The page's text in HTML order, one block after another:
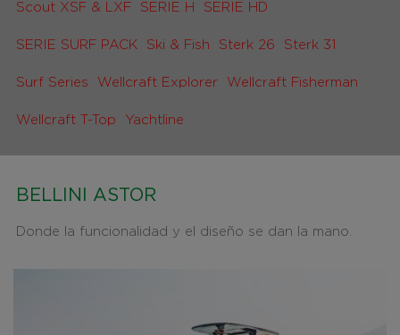
Scout XSF & LXF SERIE H SERIE HD
SERIE SURF PACK Ski & Fish Sterk 26 Sterk 31
Surf Series Wellcraft Explorer Wellcraft Fisherman
Wellcraft T-Top Yachtline
BELLINI ASTOR
Donde la funcionalidad y el diseño se dan la mano.